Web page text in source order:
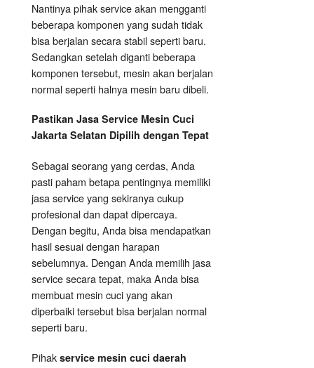
Nantinya pihak service akan mengganti
beberapa komponen yang sudah tidak
bisa berjalan secara stabil seperti baru.
Sedangkan setelah diganti beberapa
komponen tersebut, mesin akan berjalan
normal seperti halnya mesin baru dibeli.
Pastikan Jasa Service Mesin Cuci
Jakarta Selatan Dipilih dengan Tepat
Sebagai seorang yang cerdas, Anda
pasti paham betapa pentingnya memiliki
jasa service yang sekiranya cukup
profesional dan dapat dipercaya.
Dengan begitu, Anda bisa mendapatkan
hasil sesuai dengan harapan
sebelumnya. Dengan Anda memilih jasa
service secara tepat, maka Anda bisa
membuat mesin cuci yang akan
diperbaiki tersebut bisa berjalan normal
seperti baru.
Pihak service mesin cuci daerah